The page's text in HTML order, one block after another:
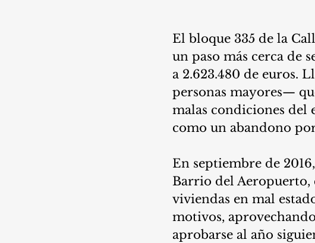
El bloque 335 de la
un paso más cerca de
a 2.623.480 de euros.
personas mayores—
malas condiciones del
como un abandono
En septiembre de
Barrio del Aeropuerto,
viviendas en mal
motivos,
aprobarse al año